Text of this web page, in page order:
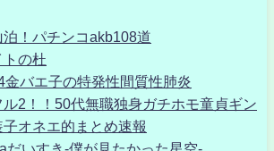
！パチンコakb108道
の杜
バエ子の特発性間質性肺炎
2！！50代無職独身ガチホモ童貞ギン
オネエ的まとめ速報